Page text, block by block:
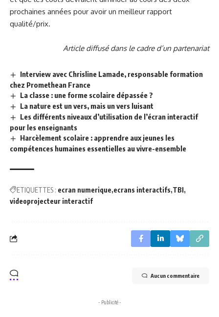
prochaines années pour avoir un meilleur rapport
qualité/prix.
Article diffusé dans le cadre d’un partenariat
Interview avec Chrisline Lamade, responsable formation
chez Promethean France
La classe : une forme scolaire dépassée ?
La nature est un vers, mais un vers luisant
Les différents niveaux d’utilisation de l’écran interactif
pour les enseignants
Harcèlement scolaire : apprendre aux jeunes les
compétences humaines essentielles au vivre-ensemble
ETIQUETTES : ecran numerique ecrans interactifs TBI
videoprojecteur interactif
Aucun commentaire
- Publicité -